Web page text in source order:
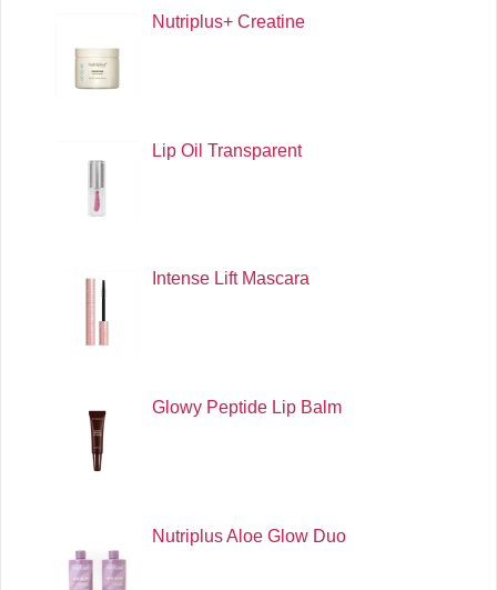
Nutriplus+ Creatine
Lip Oil Transparent
Intense Lift Mascara
Glowy Peptide Lip Balm
Nutriplus Aloe Glow Duo